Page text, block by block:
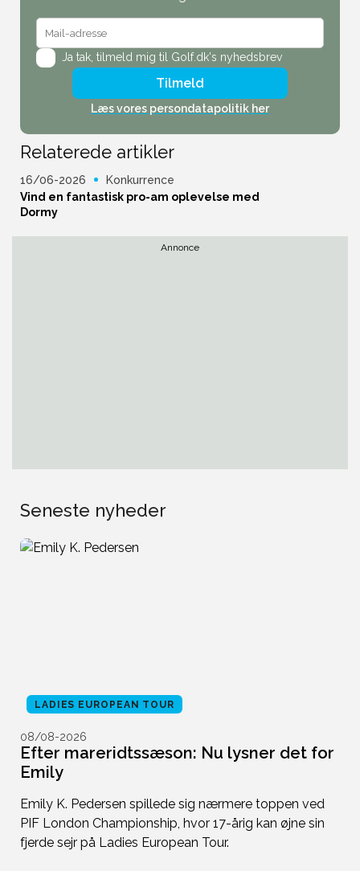
Ja tak, tilmeld mig til Golf.dk's nyhedsbrev
Tilmeld
Læs vores persondatapolitik her
Relaterede artikler
16/06-2026
Konkurrence
Vind en fantastisk pro-am oplevelse med
Dormy
Annonce
Seneste nyheder
LADIES EUROPEAN TOUR
08/08-2026
Efter mareridtssæson: Nu lysner det for
Emily
Emily K. Pedersen spillede sig nærmere toppen ved
PIF London Championship, hvor 17-årig kan øjne sin
fjerde sejr på Ladies European Tour.